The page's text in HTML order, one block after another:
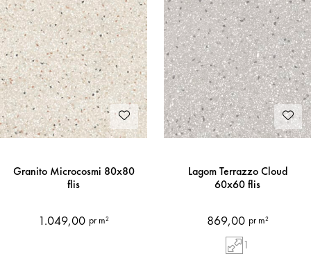
Granito Microcosmi 80x80
flis
1.049,00 pr m²
Lagom Terrazzo Cloud
60x60 flis
869,00 pr m²
1